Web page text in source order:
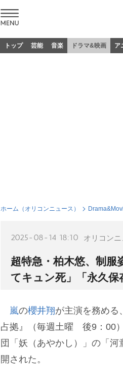
トップ 芸能 音楽 ドラマ&映画 ア
ホーム（オリコンニュース）
2025-08-14 18:10 オリコンニ
超特急・柏木悠、制服
てキュン死」「永久保
嵐の櫻井翔が主演を務める
占拠』（毎週土曜 後9：00
団「妖（あやかし）」の「河
開された。